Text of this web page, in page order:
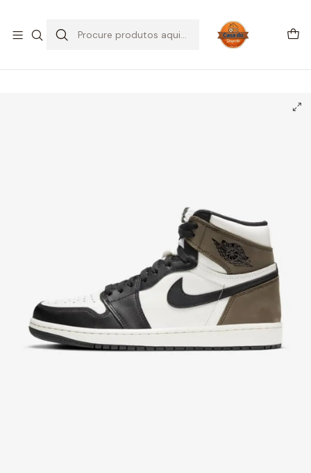
Início CALÇADO Air Jordan
Jordan 1 High
Jordan 1 Retro High Dark Mocha